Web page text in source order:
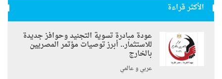
الأكثر قراءة
عودة مبادرة تسوية التجنيد وحوافز جديدة
للاستثمار.. أبرز توصيات مؤتمر المصريين
بالخارج
عربي و عالمي